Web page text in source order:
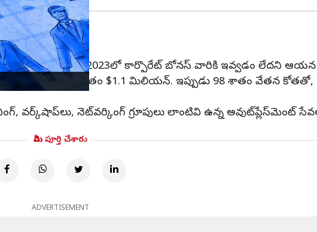
తగ్గించుకుంటారని, 2023లో కార్పొరేట్ బోనస్‌ వారికి ఇవ్వడం లేదని ఆయన
అతని మొత్తం జీతం $1.1 మిలియన్. ఇప్పుడు 98 శాతం వేతన కోతతో,
వర్క్‌షాప్‌లు, నెట్‌వర్కింగ్ గ్రూపులు లాంటివి ఉన్న అవుట్‌ప్లేస్‌మెంట్
మీరు పూర్తి చేశారు
ADVERTISEMENT